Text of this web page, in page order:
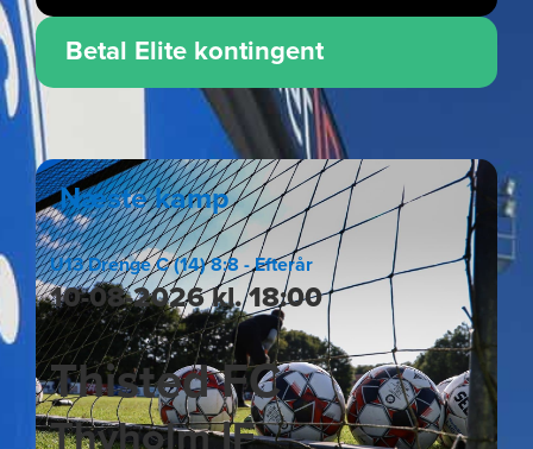
Betal Elite kontingent
Næste kamp